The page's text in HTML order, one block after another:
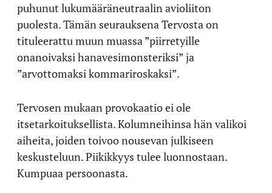
puhunut lukumääräneutraalin avioliiton
puolesta. Tämän seurauksena Tervosta on
tituleerattu muun muassa ”piirretyille
onanoivaksi hanavesimonsteriksi” ja
”arvottomaksi kommariroskaksi”.
Tervosen mukaan provokaatio ei ole
itsetarkoituksellista. Kolumneihinsa hän valikoi
aiheita, joiden toivoo nousevan julkiseen
keskusteluun. Piikikkyys tulee luonnostaan.
Kumpuaa persoonasta.